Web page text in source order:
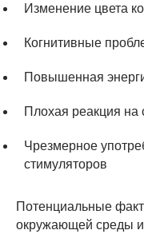
Изменение цвета
Когнитивные
Повышенная
Плохая реакция на
Чрезмерное
стимуляторов
Потенциальные
окружающей среды